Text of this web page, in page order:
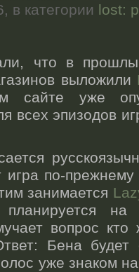
в категории lost:
что в
выложили
сайте уже
всех эпизодов
по-прежнему
занимается
планируется на
вопрос кто
Бена будет
уже знаком